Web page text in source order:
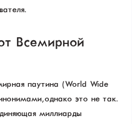
Всемирной
паутина» (World Wide
однако это не так.
миллиарды